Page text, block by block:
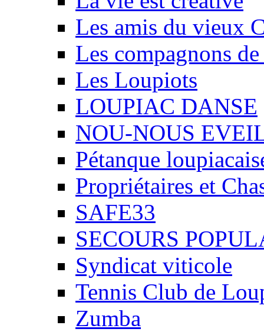
Les amis du vieux
Les compagnons
Les Loupiots
LOUPIAC DANSE
NOU-NOUS
Pétanque
Propriétaires et
SAFE33
SECOURS
Syndicat viticole
Tennis Club de
Zumba